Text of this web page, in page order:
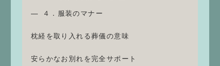
４．服装のマナー
枕経を取り入れる葬儀の意味
安らかなお別れを完全サポート